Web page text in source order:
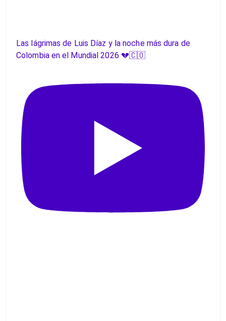
Las lágrimas de Luis Díaz y la noche más dura de
Colombia en el Mundial 2026 💔🇨🇴